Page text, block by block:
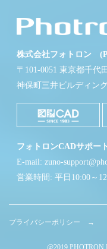
株式会社フォトロン
〒101-0051 東京都千代
神保町三井ビルディン
フォトロンCADサポー
E-mail: zuno-
営業時間: 平日10:00～
プライバシーポリシー →
@2019 PHOTRON